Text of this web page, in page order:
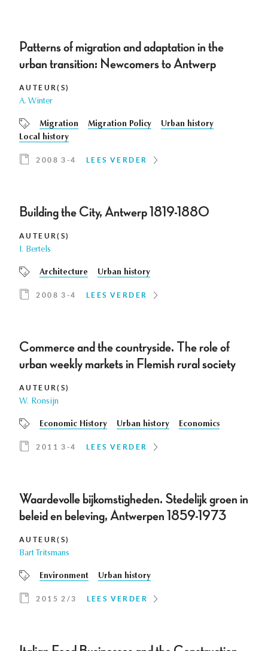
Patterns of migration and adaptation in the
urban transition: Newcomers to Antwerp
AUTEUR(S)
A. Winter
Migration Migration Policy
Urban history
Local history
2008 3-4 LEES VERDER
Building the City, Antwerp 1819-1880
AUTEUR(S)
I. Bertels
Architecture Urban history
2008 3-4 LEES VERDER
Commerce and the countryside. The role of
urban weekly markets in Flemish rural society
AUTEUR(S)
W. Ronsijn
Economic History Urban history Economics
2011 3-4 LEES VERDER
Waardevolle bijkomstigheden. Stedelijk groen in
beleid en beleving, Antwerpen 1859-1973
AUTEUR(S)
Bart Tritsmans
Environment Urban history
2015 2/3 LEES VERDER